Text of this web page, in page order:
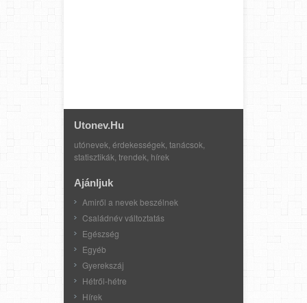
Utonev.hu
utónevek, érdekességek, tanácsok,
statisztikák, trendek, hírek
Ajánljuk
Amiről a nevek beszélnek
Családnév változtatás
Egészség
Egyéb
Gyerekszáj
Hétről-hétre
Hírek